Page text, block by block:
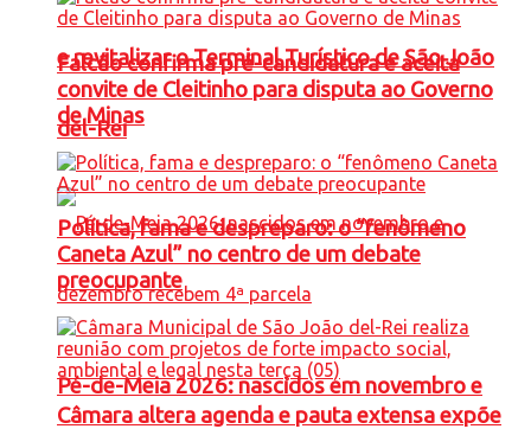
e revitalizar o Terminal Turístico de São João
del-Rei
Pé-de-Meia 2026: nascidos em novembro e
Falcão confirma pré-candidatura e aceita
convite de Cleitinho para disputa ao Governo
de Minas
Política, fama e despreparo: o “fenômeno
Caneta Azul” no centro de um debate
preocupante
Câmara altera agenda e pauta extensa expõe